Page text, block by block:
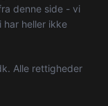
denne side - vi
har heller ikke
Alle rettigheder